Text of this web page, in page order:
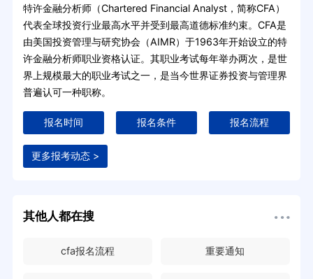
特许金融分析师（Chartered Financial Analyst，简称CFA）
代表全球投资行业最高水平并受到最高道德标准约束。CFA是
由美国投资管理与研究协会（AIMR）于1963年开始设立的特
许金融分析师职业资格认证。其职业考试每年举办两次，是世
界上规模最大的职业考试之一，是当今世界证券投资与管理界
普遍认可一种职称。
报名时间 报名条件 报名流程
更多报考动态 >
其他人都在搜
cfa报名流程 重要通知